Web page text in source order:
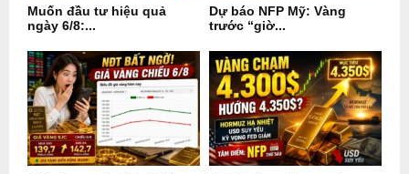
Muốn đầu tư hiệu quả
ngày 6/8:...
Dự báo NFP Mỹ: Vàng
trước “giờ...